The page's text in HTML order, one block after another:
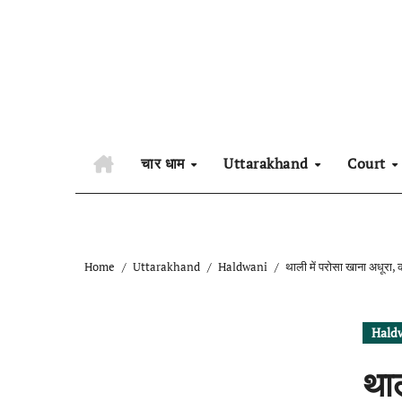
चार धाम Uttarakhand Court
Home Uttarakhand Haldwani थाली में परोसा खाना